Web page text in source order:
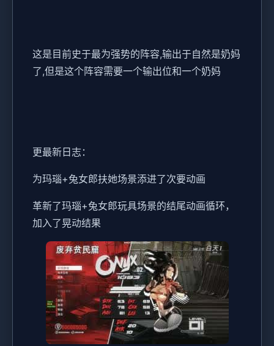
这是目前史于最为强势的阵容,输出于自然是奶妈
了,但是这个阵容需要一个输出位和一个奶妈
更最新日志：
为玛瑙+兔女郎扶她场景添进了次要动画
革新了玛瑙+兔女郎玩具场景的结尾动画循环，
加入了晃动结果